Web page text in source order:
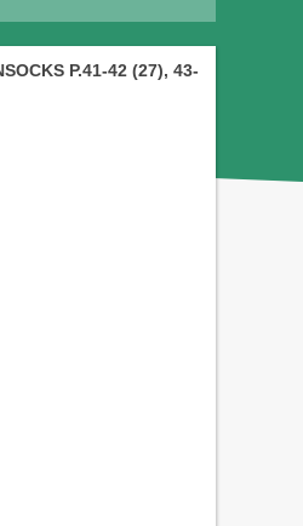
Р.41-42 (27), 43-